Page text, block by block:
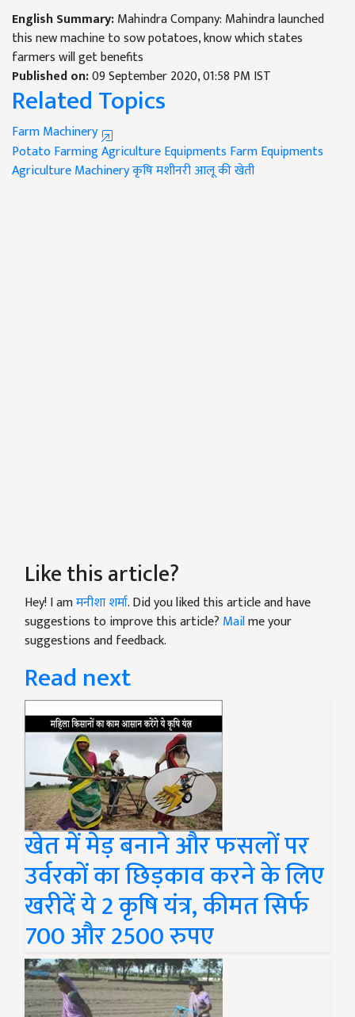
English Summary:Mahindra Company: Mahindra launched
this new machine to sow potatoes, know which states
farmers will get benefits
Published on:09 September 2020, 01:58 PM IST
Related Topics
Farm Machinery
Potato FarmingAgriculture Equipments Farm Equipments
Agriculture Machineryकृषि मशीनरीआलू की खेती
Like this article?
Hey! I amमनीशा शर्मा. Did you liked this article and have
suggestions to improve this article? Mailme your
suggestions and feedback.
Read next
खेत में मेड़ बनाने और फसलों पर
उर्वरकों का छिड़काव करने के लिए
खरीदें ये 2 कृषि यंत्र, कीमत सिर्फ
700 और 2500 रुपए